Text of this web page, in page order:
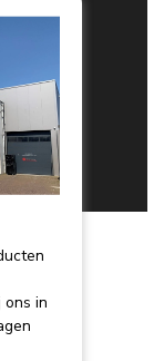
ons in